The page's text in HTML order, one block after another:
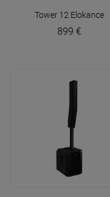
Tower 12 Elokance
899 €